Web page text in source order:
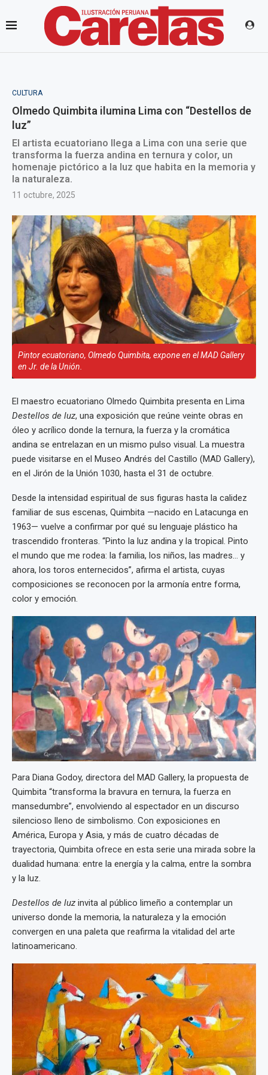
CULTURA
Olmedo Quimbita ilumina Lima con “Destellos de
luz”
El artista ecuatoriano llega a Lima con una serie que
transforma la fuerza andina en ternura y color, un
homenaje pictórico a la luz que habita en la memoria y
la naturaleza.
11 octubre, 2025
Pintor ecuatoriano, Olmedo Quimbita, expone en el MAD Gallery
en Jr. de la Unión.
El maestro ecuatoriano Olmedo Quimbita presenta en Lima
Destellos de luz, una exposición que reúne veinte obras en
óleo y acrílico donde la ternura, la fuerza y la cromática
andina se entrelazan en un mismo pulso visual. La muestra
puede visitarse en el Museo Andrés del Castillo (MAD Gallery),
en el Jirón de la Unión 1030, hasta el 31 de octubre.
Desde la intensidad espiritual de sus figuras hasta la calidez
familiar de sus escenas, Quimbita —nacido en Latacunga en
1963— vuelve a confirmar por qué su lenguaje plástico ha
trascendido fronteras. “Pinto la luz andina y la tropical. Pinto
el mundo que me rodea: la familia, los niños, las madres… y
ahora, los toros enternecidos”, afirma el artista, cuyas
composiciones se reconocen por la armonía entre forma,
color y emoción.
Para Diana Godoy, directora del MAD Gallery, la propuesta de
Quimbita “transforma la bravura en ternura, la fuerza en
mansedumbre”, envolviendo al espectador en un discurso
silencioso lleno de simbolismo. Con exposiciones en
América, Europa y Asia, y más de cuatro décadas de
trayectoria, Quimbita ofrece en esta serie una mirada sobre la
dualidad humana: entre la energía y la calma, entre la sombra
y la luz.
Destellos de luz invita al público limeño a contemplar un
universo donde la memoria, la naturaleza y la emoción
convergen en una paleta que reafirma la vitalidad del arte
latinoamericano.